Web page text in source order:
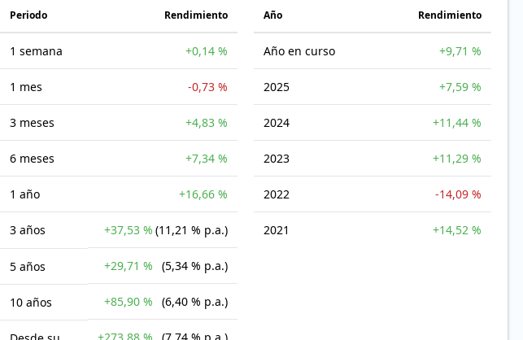
Periodo Rendimiento
1 semana +0,14 %
1 mes -0,73 %
3 meses +4,83 %
6 meses +7,34 %
1 año +16,66 %
3 años +37,53 % (11,21 % p.a.)
5 años +29,71 % (5,34 % p.a.)
10 años +85,90 % (6,40 % p.a.)
Año Rendimiento
Año en curso +9,71 %
2025 +7,59 %
2024 +11,44 %
2023 +11,29 %
2022 -14,09 %
2021 +14,52 %